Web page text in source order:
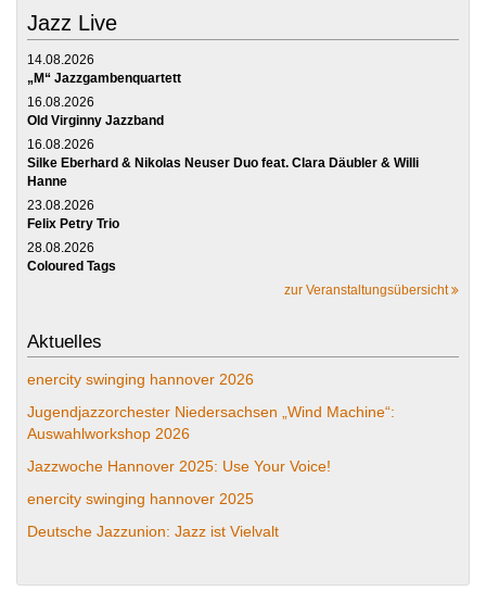
Jazz Live
14.08.2026
„M“ Jazzgambenquartett
16.08.2026
Old Virginny Jazzband
16.08.2026
Silke Eberhard & Nikolas Neuser Duo feat. Clara Däubler & Willi
Hanne
23.08.2026
Felix Petry Trio
28.08.2026
Coloured Tags
zur Veranstaltungsübersicht
Aktuelles
enercity swinging hannover 2026
Jugendjazzorchester Niedersachsen „Wind Machine“:
Auswahlworkshop 2026
Jazzwoche Hannover 2025: Use Your Voice!
enercity swinging hannover 2025
Deutsche Jazzunion: Jazz ist Vielvalt